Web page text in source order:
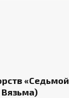
«Седьмой